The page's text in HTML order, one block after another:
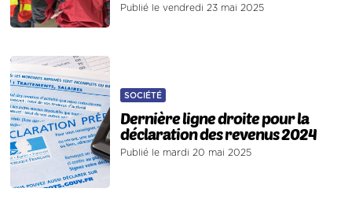
Publié le vendredi 23 mai 2025
SOCIÉTÉ
Dernière ligne droite pour la
déclaration des revenus 2024
Publié le mardi 20 mai 2025